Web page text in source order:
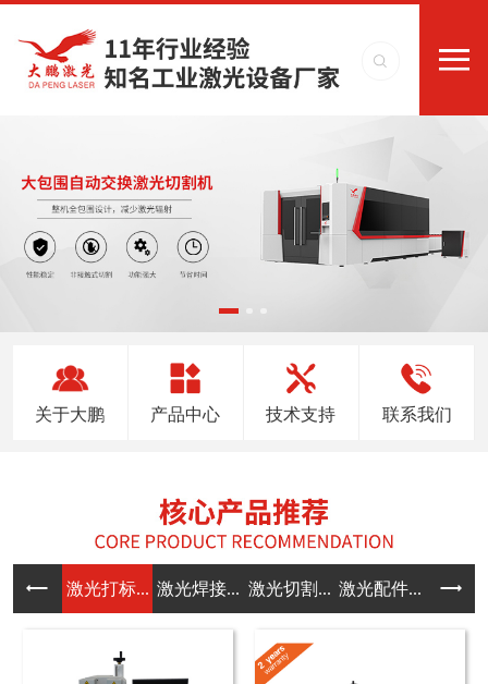
关于大鹏 产品中心 技术支持 联系我们
激光打标... 激光焊接... 激光切割... 激光配件...